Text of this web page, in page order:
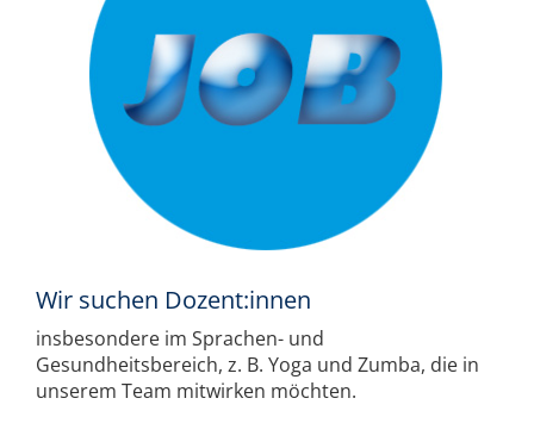
Wir suchen Dozent:innen
insbesondere im Sprachen- und
Gesundheitsbereich, z. B. Yoga und Zumba, die in
unserem Team mitwirken möchten.